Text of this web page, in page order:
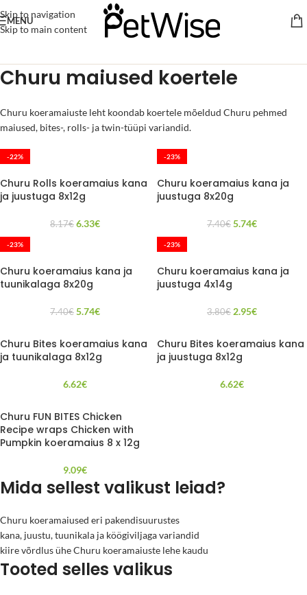
Skip to navigation
Skip to main content
MENU
Churu maiused koertele
Churu koeramaiuste leht koondab koertele mõeldud Churu pehmed
maiused, bites-, rolls- ja twin-tüüpi variandid.
-22%
Churu Rolls koeramaius kana
ja juustuga 8x12g
8.17€ 6.33€
-23%
Churu koeramaius kana ja
juustuga 8x20g
7.40€ 5.74€
-23%
Churu koeramaius kana ja
tuunikalaga 8x20g
7.40€ 5.74€
-23%
Churu koeramaius kana ja
juustuga 4x14g
3.80€ 2.95€
Churu Bites koeramaius kana
ja tuunikalaga 8x12g
6.62€
Churu Bites koeramaius kana
ja juustuga 8x12g
6.62€
Churu FUN BITES Chicken
Recipe wraps Chicken with
Pumpkin koeramaius 8 x 12g
9.09€
Mida sellest valikust leiad?
Churu koeramaiused eri pakendisuurustes
kana, juustu, tuunikala ja köögiviljaga variandid
kiire võrdlus ühe Churu koeramaiuste lehe kaudu
Tooted selles valikus